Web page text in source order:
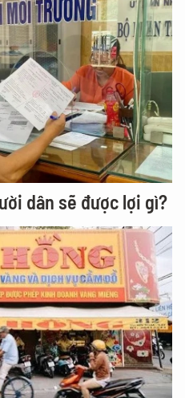
dân sẽ được lợi gì?